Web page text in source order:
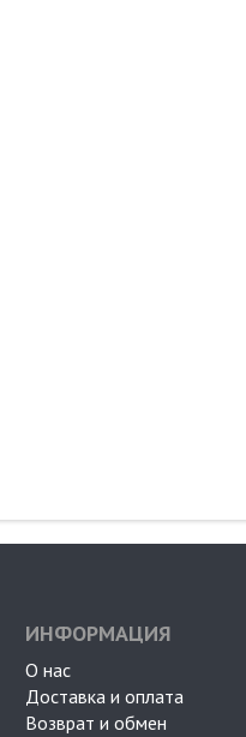
ИНФОРМАЦИЯ
О нас
Доставка и оплата
Возврат и обмен